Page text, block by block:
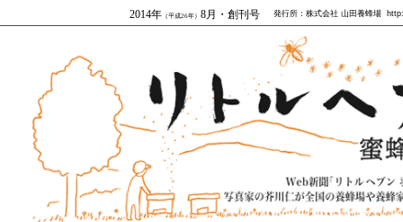
2014年 （平成26年） 8月・創刊号 発行所：株式会社 山田養蜂場